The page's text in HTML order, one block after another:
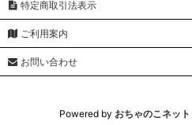
特定商取引法表示
ご利用案内
お問い合わせ
Powered by おちゃのこネット